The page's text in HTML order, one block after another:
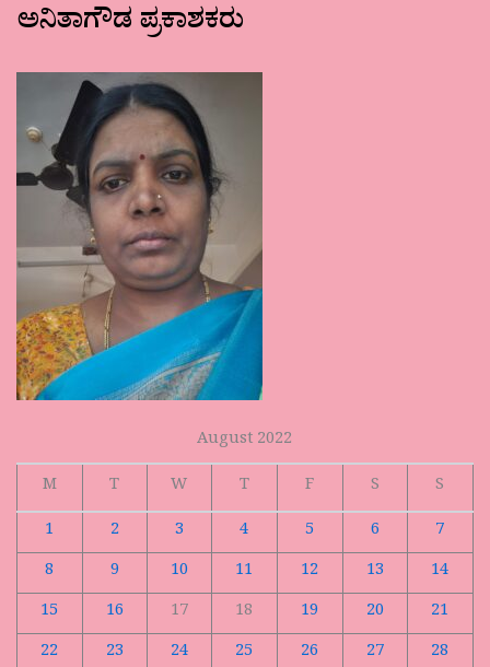
ಅನಿತಾಗೌಡ ಪ್ರಕಾಶಕರು
August 2022
M
T W T F S
S
1
2 3 4 5 6
7
8
9 10 11 12 13
14
15
16 17 18 19 20
21
22
23 24 25 26 27
28